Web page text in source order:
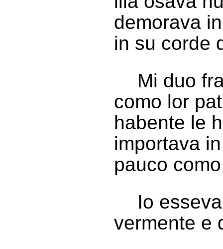
demorava
in su corde
Mi duo
como lor
habente le
importava
pauco
Io
vermente e